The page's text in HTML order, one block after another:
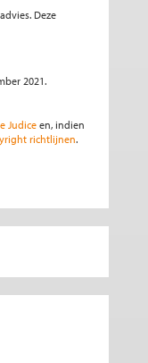
Deze
2021.
Judiceen, indien
richtlijnen.